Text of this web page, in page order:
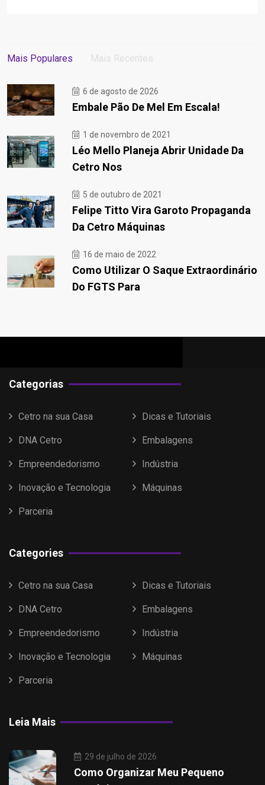
Mais Populares Mais Recentes
6 de agosto de 2026
Embale Pão De Mel Em Escala!
1 de novembro de 2021
Léo Mello Planeja Abrir Unidade Da
Cetro Nos
5 de outubro de 2021
Felipe Titto Vira Garoto Propaganda
Da Cetro Máquinas
16 de maio de 2022
Como Utilizar O Saque Extraordinário
Do FGTS Para
Categorias
Cetro na sua Casa Dicas e Tutoriais
DNA Cetro Embalagens
Empreendedorismo Indústria
Inovação e Tecnologia Máquinas
Parceria
Categories
Cetro na sua Casa Dicas e Tutoriais
DNA Cetro Embalagens
Empreendedorismo Indústria
Inovação e Tecnologia Máquinas
Parceria
Leia Mais
29 de julho de 2026
Como Organizar Meu Pequeno